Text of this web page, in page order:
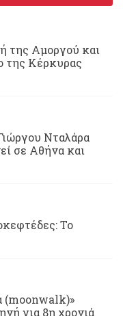
της Αμοργού και
της Κέρκυρας
Νταλάρα
σε Αθήνα και
Το
(moonwalk)»
για 8η χρονιά